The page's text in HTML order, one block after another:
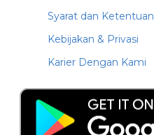
Syarat dan Ketentuan
Kebijakan & Privasi
Karier Dengan Kami